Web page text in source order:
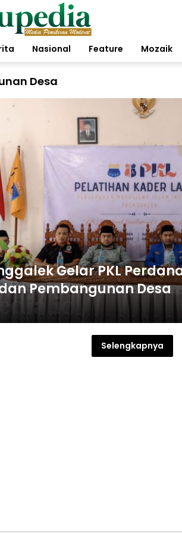
Nasional Feature Mozaik
Desa
Gelar PKL
Pembangunan Desa
Selengkapnya